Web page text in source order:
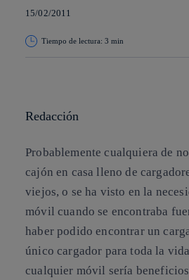
15/02/2011
Tiempo de lectura: 3 min
Redacción
Probablemente cualquiera de
cajón en casa lleno de
viejos, o se ha visto en la
móvil cuando se encontraba
haber podido encontrar un
único cargador para toda la
cualquier móvil sería